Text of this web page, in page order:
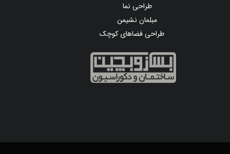
طراحی نما
مبلمان نشیمن
طراحی فضاهای کوچک